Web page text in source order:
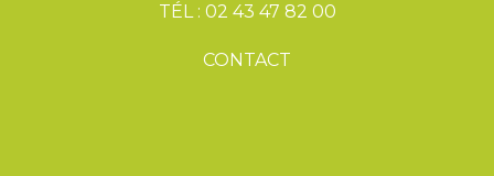
TÉL : 02 43 47 82 00
CONTACT